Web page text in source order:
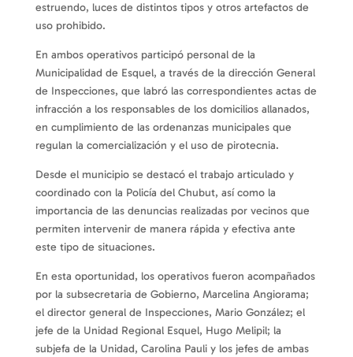
estruendo, luces de distintos tipos y otros artefactos de
uso prohibido.
En ambos operativos participó personal de la
Municipalidad de Esquel, a través de la dirección General
de Inspecciones, que labró las correspondientes actas de
infracción a los responsables de los domicilios allanados,
en cumplimiento de las ordenanzas municipales que
regulan la comercialización y el uso de pirotecnia.
Desde el municipio se destacó el trabajo articulado y
coordinado con la Policía del Chubut, así como la
importancia de las denuncias realizadas por vecinos que
permiten intervenir de manera rápida y efectiva ante
este tipo de situaciones.
En esta oportunidad, los operativos fueron acompañados
por la subsecretaria de Gobierno, Marcelina Angiorama;
el director general de Inspecciones, Mario González; el
jefe de la Unidad Regional Esquel, Hugo Melipil; la
subjefa de la Unidad, Carolina Pauli y los jefes de ambas